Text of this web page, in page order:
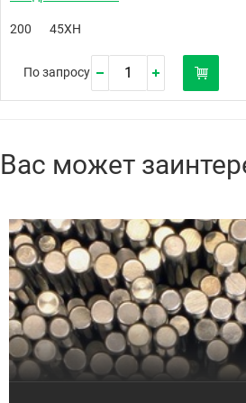
200 45ХН
По запросу
Вас может